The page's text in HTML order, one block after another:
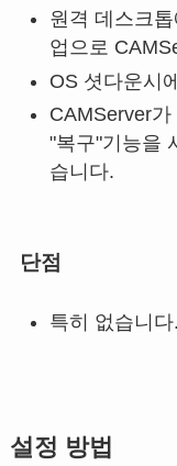
원격 데스크
업으로
OS 셧다운시
CAMServer가
"복구"기능을
습니다.
단점
특히 없습니다.
설정 방법